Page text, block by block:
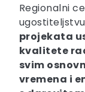
Regionalni
projekata
kvalitete
svim
vremena i